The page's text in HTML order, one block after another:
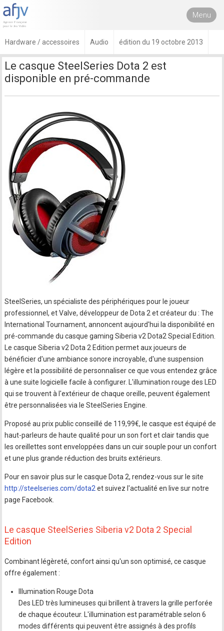
Menu
Hardware / accessoires Audio édition du 19 octobre 2013
Le casque SteelSeries Dota 2 est
disponible en pré-commande
SteelSeries, un spécialiste des périphériques pour le joueur
professionnel, et Valve, développeur de Dota 2 et créateur du : The
International Tournament, annoncent aujourd'hui la disponibilité en
pré-commande du casque gaming Siberia v2 Dota2 Special Edition.
Le casque Siberia v2 Dota 2 Edition permet aux joueurs de
bénéficier d'une ambiance sonore incroyable, d'une suspension
légère et la possibilité de personnaliser ce que vous entendez grâce
à une suite logicielle facile à configurer. L'illumination rouge des LED
qui se trouvent à l'extérieur de chaque oreille, peuvent également
être personnalisées via le SteelSeries Engine.
Proposé au prix public conseillé de 119,99€, le casque est équipé de
haut-parleurs de haute qualité pour un son fort et clair tandis que
les oreillettes sont enveloppées dans un cuir souple pour un confort
et une plus grande réduction des bruits extérieurs.
Pour en savoir plus sur le casque Dota 2, rendez-vous sur le site
http://steelseries.com/dota2 et suivez l'actualité en live sur notre
page Facebook.
Le casque SteelSeries Siberia v2 Dota 2 Special
Edition
Combinant légèreté, confort ainsi qu'un son optimisé, ce casque
offre également :
Illumination Rouge Dota
Des LED très lumineuses qui brillent à travers la grille perforée
de chaque écouteur. L'illumination est paramétrable selon 6
modes différents qui peuvent être assignés à des profils